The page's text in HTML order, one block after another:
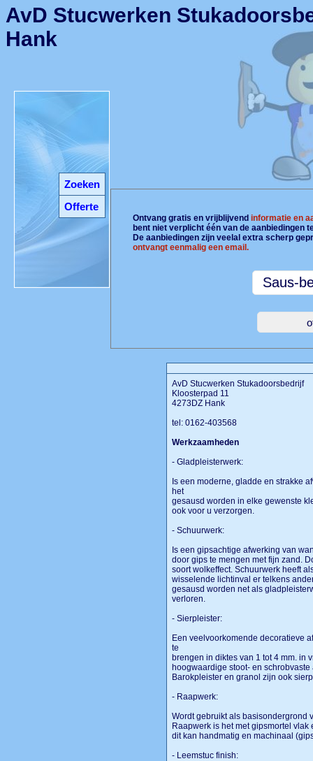
Zoeken
Offerte
AvD Stucwerken
Hank
Ontvang gratis en vrijblijvendinformatie en
bent niet verplicht één van de aanbiedingen
De aanbiedingen zijn veelal extra scherp
ontvangt eenmalig een email.
AvD Stucwerken Stukadoorsbedrijf
Kloosterpad 11
4273DZ Hank
tel: 0162-403568
Werkzaamheden
- Gladpleisterwerk:
Is een moderne, gladde en strakke
het
gesausd worden in elke gewenste
ook voor u verzorgen.
- Schuurwerk:
Is een gipsachtige afwerking van
door gips te mengen met fijn zand.
soort wolkeffect. Schuurwerk heeft
wisselende lichtinval er telkens
gesausd worden net als
verloren.
- Sierpleister:
Een veelvoorkomende decoratieve
te
brengen in diktes van 1 tot 4 mm.
hoogwaardige stoot- en
Barokpleister en granol zijn ook
- Raapwerk:
Wordt gebruikt als basisondergrond
Raapwerk is het met gipsmortel
dit kan handmatig en machinaal
- Leemstuc finish: